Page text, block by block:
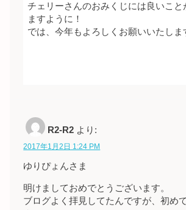
チェリーさんのおみくじには良いこと
ますように！
では、今年もよろしくお願いいたしま
R2-R2 より:
2017年1月2日 1:24 PM
ゆりぴょんさま
明けましておめでとうございます。
ブログよく拝見してたんですが、初め